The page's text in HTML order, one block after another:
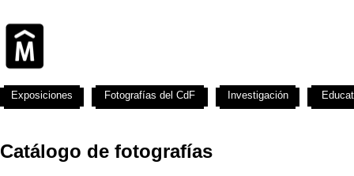
Catálogo de fotografías
Exposiciones Fotografías del CdF Investigación